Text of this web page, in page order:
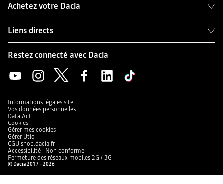
Achetez votre Dacia
Liens directs
Restez connecté avec Dacia
Informations légales site
Vos données personnelles
Data Act
Cookies
Gérer mes cookies
Gérer Utiq
CGU shop.dacia.fr
Accessibilité : Non conforme
Fermeture des réseaux mobiles 2G / 3G
© Dacia 2017 - 2026